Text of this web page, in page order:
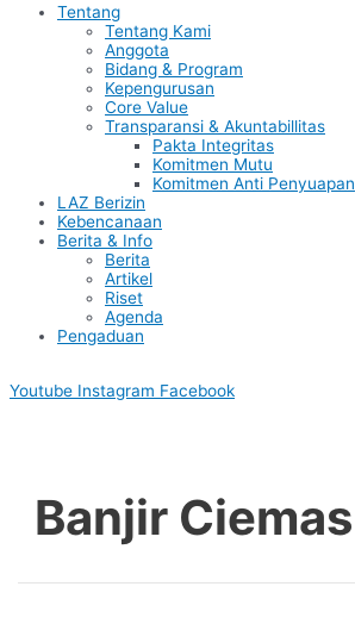
Tentang
Tentang Kami
Anggota
Bidang & Program
Kepengurusan
Core Value
Transparansi & Akuntabillitas
Pakta Integritas
Komitmen Mutu
Komitmen Anti Penyuapan
LAZ Berizin
Kebencanaan
Berita & Info
Berita
Artikel
Riset
Agenda
Pengaduan
Youtube Instagram Facebook
Banjir Ciemas